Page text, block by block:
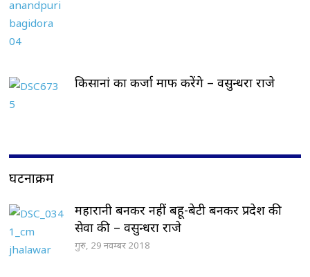
किसानां का कर्जा माफ करेंगे – वसुन्धरा राजे
घटनाक्रम
महारानी बनकर नहीं बहू-बेटी बनकर प्रदेश की
सेवा की – वसुन्धरा राजे
गुरु, 29 नवम्बर 2018